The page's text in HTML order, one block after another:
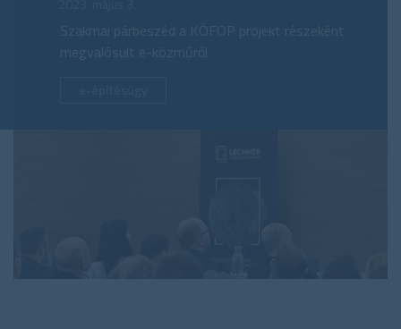
Szakmai párbeszéd a KÖFOP projekt részeként
megvalósult e-közműről